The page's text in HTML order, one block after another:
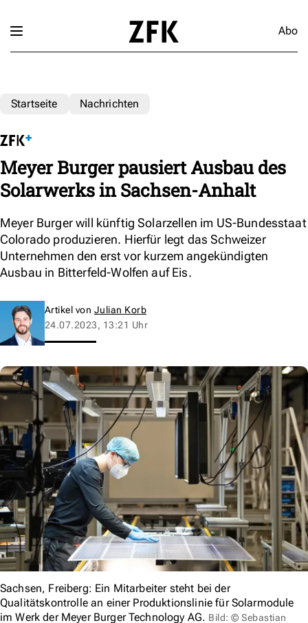
Abo
Startseite Nachrichten
Meyer Burger pausiert Ausbau des
Solarwerks in Sachsen-Anhalt
Meyer Burger will künftig Solarzellen im US-Bundesstaat
Colorado produzieren. Hierfür legt das Schweizer
Unternehmen den erst vor kurzem angekündigten
Ausbau in Bitterfeld-Wolfen auf Eis.
Artikel von Julian Korb
24.07.2023, 13:21 Uhr
Sachsen, Freiberg: Ein Mitarbeiter steht bei der
Qualitätskontrolle an einer Produktionslinie für Solarmodule
im Werk der Meyer Burger Technology AG. Bild: © Sebastian